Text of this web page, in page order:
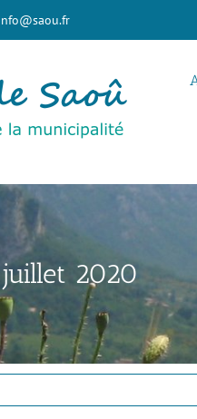
2020